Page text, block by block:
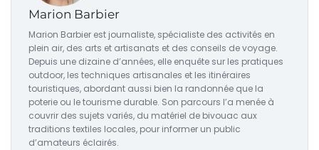
Marion Barbier
Marion Barbier est journaliste, spécialiste des activités en
plein air, des arts et artisanats et des conseils de voyage.
Depuis une dizaine d’années, elle enquête sur les pratiques
outdoor, les techniques artisanales et les itinéraires
touristiques, abordant aussi bien la randonnée que la
poterie ou le tourisme durable. Son parcours l’a menée à
couvrir des sujets variés, du matériel de bivouac aux
traditions textiles locales, pour informer un public
d’amateurs éclairés.